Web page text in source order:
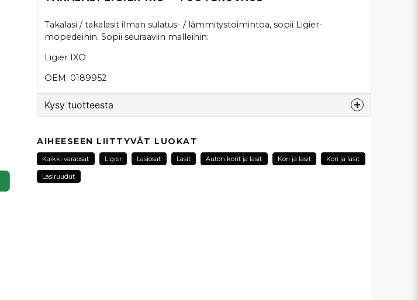
Takalasi / takalasit ilman sulatus- / lämmitystoimintoa, sopii Ligier-
mopedeihin. Sopii seuraaviin malleihin:
Ligier IXO
OEM: 0189952
Kysy tuotteesta
Kysy meiltä tästä tuotteesta...
AIHEESEEN LIITTYVÄT LUOKAT
Kaikki varaosat Ligier Lasiosat Lasit Auton korit ja lasit Kori ja lasit Kori ja lasit
Lasiruudut